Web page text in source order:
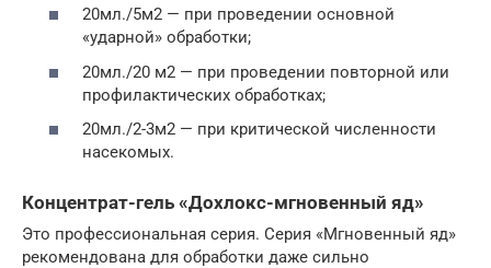
20мл./5м2 — при проведении основной
«ударной» обработки;
20мл./20 м2 — при проведении повторной или
профилактических обработках;
20мл./2-3м2 — при критической численности
насекомых.
Концентрат-гель «Дохлокс-мгновенный яд»
Это профессиональная серия. Серия «Мгновенный яд»
рекомендована для обработки даже сильно